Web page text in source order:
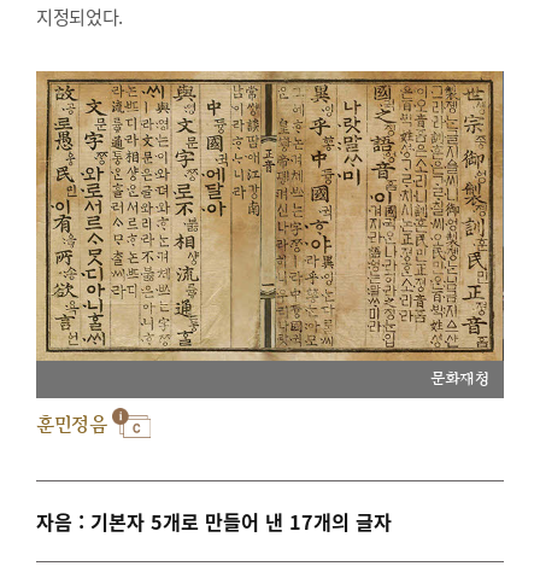
지정되었다.
문화재청
훈민정음
자음 : 기본자 5개로 만들어 낸 17개의 글자